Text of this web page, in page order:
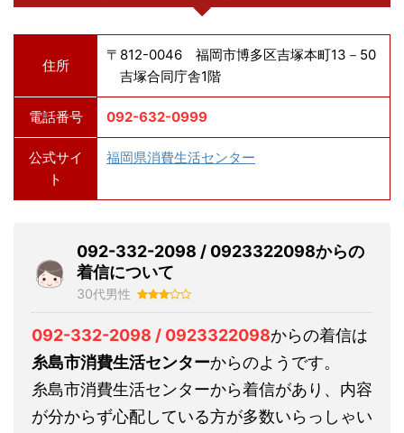
住所
〒812-0046 福岡市博多区吉塚本町13－50
吉塚合同庁舎1階
電話番号 092-632-0999
公式サイ
ト
福岡県消費生活センター
092-332-2098 / 0923322098からの
着信について
30代男性
092-332-2098 / 0923322098からの着信は
糸島市消費生活センターからのようです。
糸島市消費生活センターから着信があり、内容
が分からず心配している方が多数いらっしゃい